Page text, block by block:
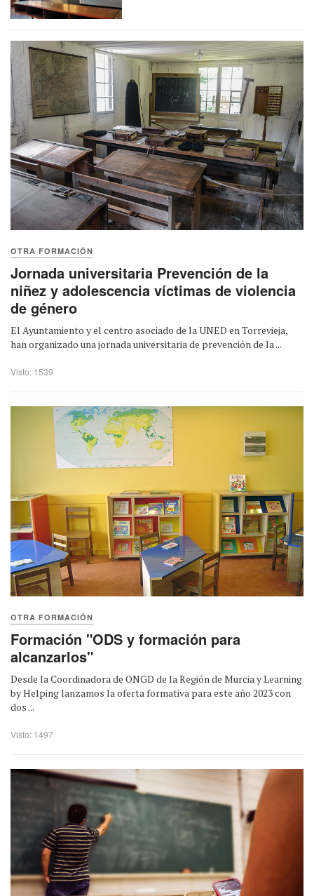
OTRA FORMACIÓN
Jornada universitaria Prevención de la
niñez y adolescencia víctimas de violencia
de género
El Ayuntamiento y el centro asociado de la UNED en Torrevieja,
han organizado una jornada universitaria de prevención de la ...
Visto: 1539
OTRA FORMACIÓN
Formación "ODS y formación para
alcanzarlos"
Desde la Coordinadora de ONGD de la Región de Murcia y Learning
by Helping lanzamos la oferta formativa para este año 2023 con
dos ...
Visto: 1497